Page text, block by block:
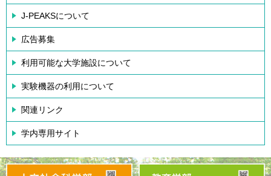
J-PEAKSについて
広告募集
利用可能な大学施設について
実験機器の利用について
関連リンク
学内専用サイト